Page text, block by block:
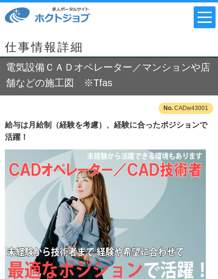
仕事情報詳細
電気設備ＣＡＤオペレーター／マンションや店
舗などの施工図 ※Tfas
CADw43001
給与は月給制（経験を考慮）、経験に合ったポジションで
活躍！